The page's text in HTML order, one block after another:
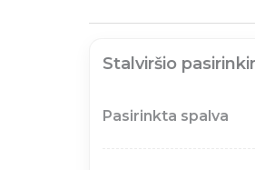
Stalviršio
Pasirinkta spalva